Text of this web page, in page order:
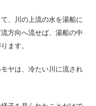
、川の上流の水を湯船に
方向へ流せば、湯船の中
ます。
ヤは、冷たい川に流され